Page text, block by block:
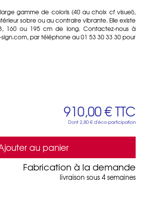
gamme de coloris (40 au choix cf visuel),
sobre ou au contraire vibrante. Elle existe
160 ou 195 cm de long. Contactez-nous à
par téléphone au 01 53 30 33 30 pour
910,00 €TTC
Dont 2,80 € d'éco-participation
au panier
Fabrication à la demande
livraison sous 4 semaines